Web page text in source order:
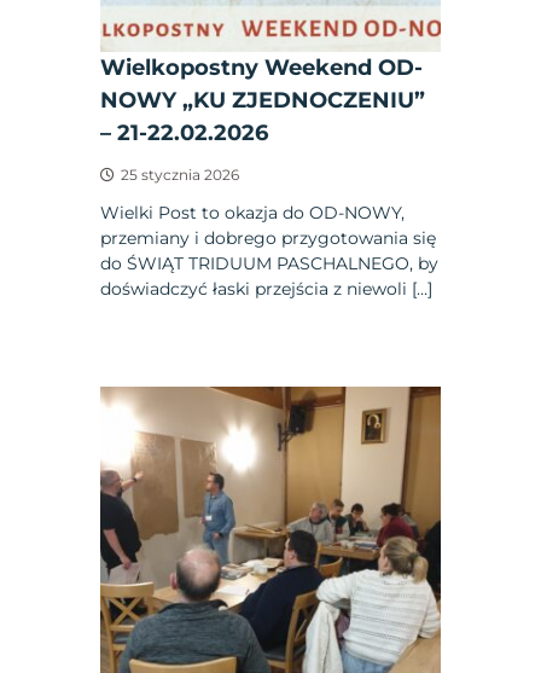
Wielkopostny Weekend OD-
NOWY „KU ZJEDNOCZENIU”
– 21-22.02.2026
25 stycznia 2026
Wielki Post to okazja do OD-NOWY,
przemiany i dobrego przygotowania się
do ŚWIĄT TRIDUUM PASCHALNEGO, by
doświadczyć łaski przejścia z niewoli […]